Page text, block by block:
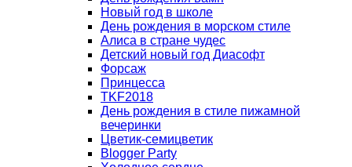
Новый год в школе
День рождения в морском стиле
Алиса в стране чудес
Детский новый год Диасофт
Форсаж
Принцесса
TKF2018
День рождения в стиле пижамной
вечеринки
Цветик-семицветик
Blogger Party